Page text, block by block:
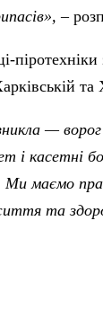
–
та
—
і касетні
маємо
та